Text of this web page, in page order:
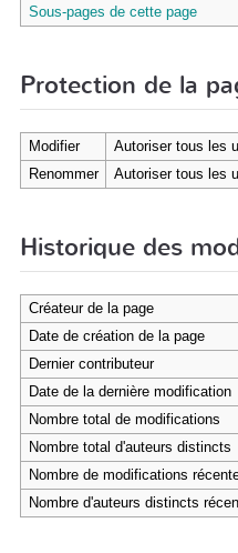
Sous-pages de cette page
Protection de la
Modifier
Autoriser tous les
Renommer
Autoriser tous les
Historique des
Créateur de la page
Date de création de la page
Dernier contributeur
Date de la dernière modification
Nombre total de modifications
Nombre total d'auteurs distincts
Nombre de modifications
Nombre d'auteurs distincts